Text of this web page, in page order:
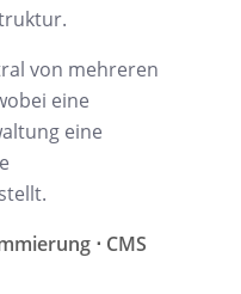
von mehreren
eine
eine
⋅ CMS